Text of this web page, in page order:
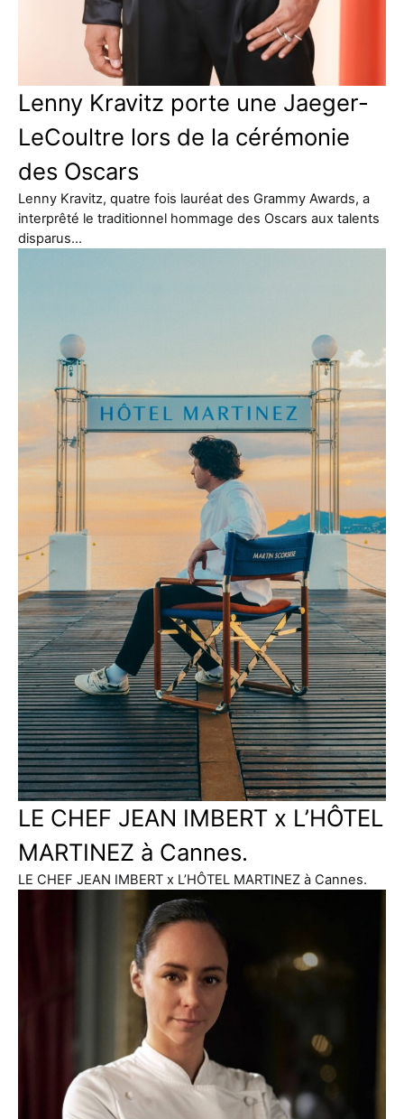
Lenny Kravitz porte une Jaeger-
LeCoultre lors de la cérémonie
des Oscars
Lenny Kravitz, quatre fois lauréat des Grammy Awards, a
interprêté le traditionnel hommage des Oscars aux talents
disparus…
LE CHEF JEAN IMBERT x L’HÔTEL
MARTINEZ à Cannes.
LE CHEF JEAN IMBERT x L’HÔTEL MARTINEZ à Cannes.